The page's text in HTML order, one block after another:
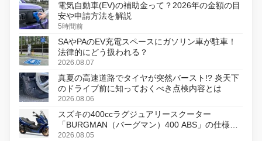
電気自動車(EV)の補助金って？2026年の金額の目
安や申請方法を解説
5時間前
SAやPAのEV充電スペースにガソリン車が駐車！
法律的にどう扱われる？
2026.08.07
真夏の高速道路でタイヤが突然バースト!? 炎天下
のドライブ前に知っておくべき点検内容とは
2026.08.06
スズキの400ccラグジュアリースクーター
「BURGMAN（バーグマン）400 ABS」の仕様を
変更し、8月18日に発売
2026.08.05